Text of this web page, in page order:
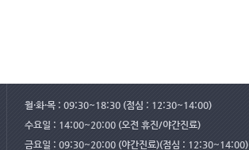
월·화·목 : 09:30~18:30 (점심 : 12:30~14:00)
수요일 : 14:00~20:00 (오전 휴진/야간진료)
금요일 : 09:30~20:00 (야간진료)(점심 : 12:30~14:00)